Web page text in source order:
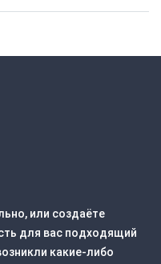
или создаёте
для вас подходящий
какие-либо